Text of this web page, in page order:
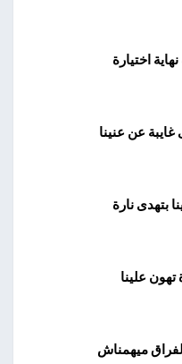
اختيارة
عن عنينا
بتهدى نارة
علينا
ميهمناش